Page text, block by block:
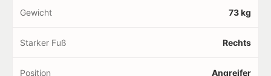
Gewicht 73 kg
Starker Fuß Rechts
Position Angreifer